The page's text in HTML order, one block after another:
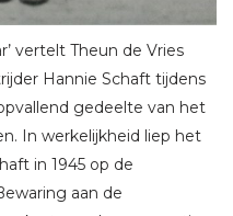
vertelt Theun de Vries
Hannie Schaft tijdens
gedeelte van het
In werkelijkheid liep het
in 1945 op de
aan de